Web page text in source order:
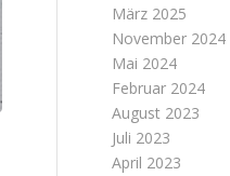
März 2025
November 2024
Mai 2024
Februar 2024
August 2023
Juli 2023
April 2023